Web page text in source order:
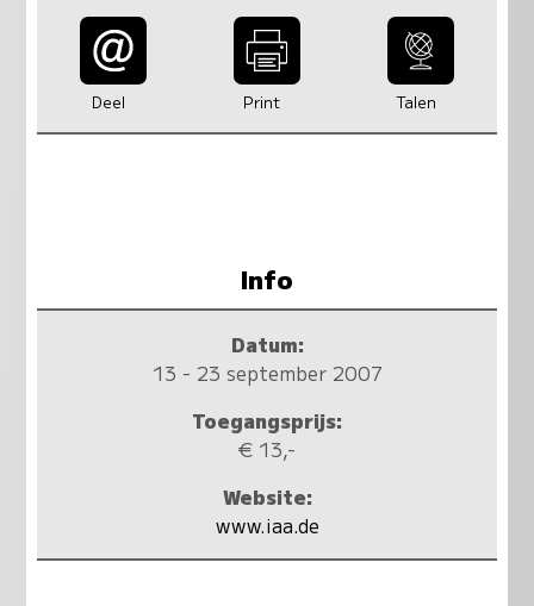
Deel Print Talen
Info
Datum:
13 - 23 september 2007
Toegangsprijs:
€ 13,-
Website:
www.iaa.de